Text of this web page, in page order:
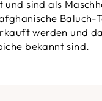
und sind als
Baluch-
werden und
bekannt sind.